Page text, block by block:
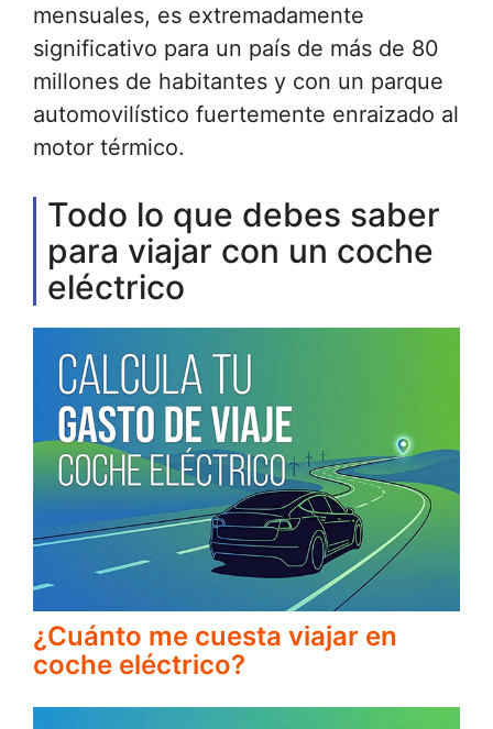
mensuales, es extremadamente
significativo para un país de más de 80
millones de habitantes y con un parque
automovilístico fuertemente enraizado al
motor térmico.
Todo lo que debes saber
para viajar con un coche
eléctrico
¿Cuánto me cuesta viajar en
coche eléctrico?